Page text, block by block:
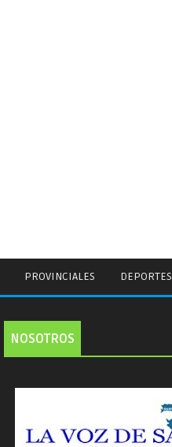
PROVINCIALES DEPORTES
NOSOTROS